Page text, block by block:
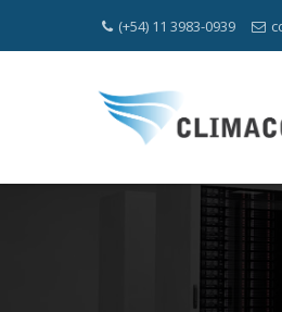
(+54) 11 3983-0939